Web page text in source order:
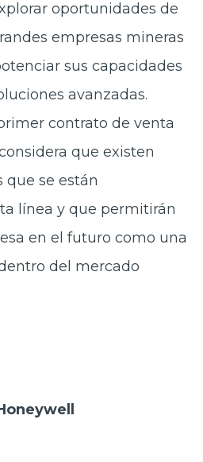
oportunidades de
empresas mineras
sus capacidades
avanzadas.
contrato de venta
que existen
que se están
línea y que permitirán
en el futuro como una
del mercado